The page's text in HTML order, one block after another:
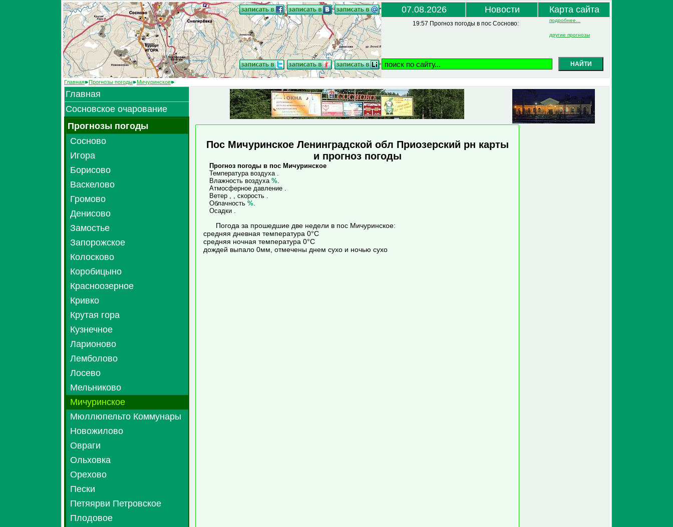
07.08.2026 Новости Карта сайта
19:57 Прогноз погоды в пос Сосново: подробнее...
другие прогнозы
НАЙТИ
Главная Прогнозы погоды Мичуринское
Главная
Сосновское очарование
Прогнозы погоды
Сосново
Игора
Борисово
Васкелово
Громово
Денисово
Замостье
Запорожское
Колосково
Коробицыно
Красноозерное
Кривко
Крутая гора
Кузнечное
Ларионово
Лемболово
Лосево
Мельниково
Мичуринское
Мюллюпельто Коммунары
Новожилово
Овраги
Ольховка
Орехово
Пески
Петяярви Петровское
Плодовое
Пос Мичуринское Ленинградской обл Приозерский рн карты
и прогноз погоды
Прогноз погоды в пос Мичуринское
Температура воздуха .
Влажность воздуха %.
Атмосферное давление .
Ветер , , скорость .
Облачность %.
Осадки .
Погода за прошедшие две недели в пос Мичуринское:
средняя дневная температура 0°C
средняя ночная температура 0°C
дождей выпало 0мм, отмечены днем сухо и ночью сухо